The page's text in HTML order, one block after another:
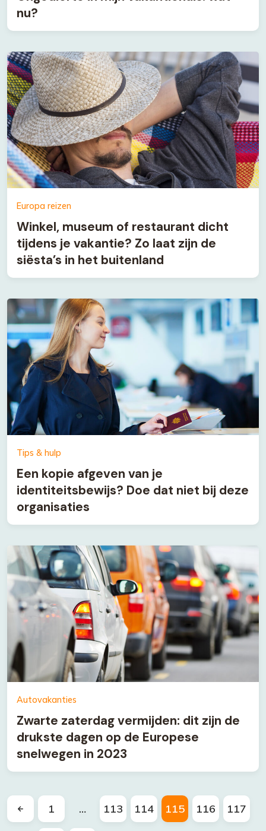
nu?
Europa reizen
Winkel, museum of restaurant dicht
tijdens je vakantie? Zo laat zijn de
siësta’s in het buitenland
Tips & hulp
Een kopie afgeven van je
identiteitsbewijs? Doe dat niet bij deze
organisaties
Autovakanties
Zwarte zaterdag vermijden: dit zijn de
drukste dagen op de Europese
snelwegen in 2023
1 … 113 114 115 116 117